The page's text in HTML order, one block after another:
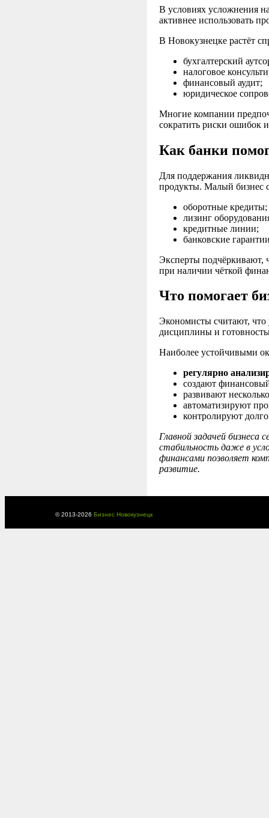
В условиях усложнения
активнее использовать
В Новокузнецке растёт
бухгалтерский
налоговое
финансовый аудит;
юридическое
Многие компании
сократить риски ошибок
Как банки
Для поддержания
продукты. Малый бизнес
оборотные кредиты;
лизинг
кредитные линии;
банковские
Эксперты подчёркивают,
при наличии чёткой
Что помогает
Экономисты считают,
дисциплины и
Наиболее устойчивыми
регулярно
создают
развивают
автоматизируют
контролируют
Главной задачей бизнеса
стабильность даже в
финансами позволяет
развитие.
© 2013-2026 Бизнес Новокузнецк